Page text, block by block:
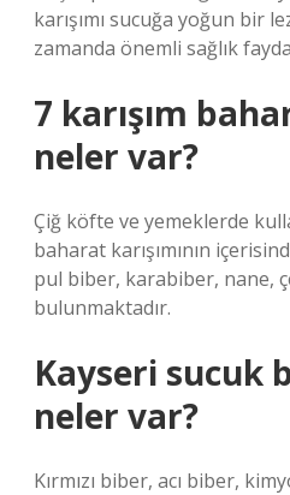
karışımı sucuğa yoğun bir
zamanda önemli sağlık
7 karışım
neler var?
Çiğ köfte ve yemeklerde
baharat karışımının
pul biber, karabiber, nane,
bulunmaktadır.
Kayseri sucuk
neler var?
Kırmızı biber, acı biber,